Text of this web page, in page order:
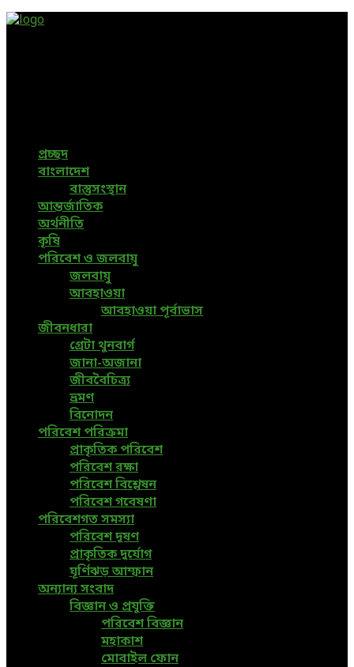
প্রচ্ছদ
বাংলাদেশ
বাস্তুসংস্থান
আন্তর্জাতিক
অর্থনীতি
কৃষি
পরিবেশ ও জলবায়ু
জলবায়ু
আবহাওয়া
আবহাওয়া পূর্বাভাস
জীবনধারা
গ্রেটা থুনবার্গ
জানা-অজানা
জীববৈচিত্র্য
ভ্রমণ
বিনোদন
পরিবেশ পরিক্রমা
প্রাকৃতিক পরিবেশ
পরিবেশ রক্ষা
পরিবেশ বিশ্লেষন
পরিবেশ গবেষণা
পরিবেশগত সমস্যা
পরিবেশ দূষণ
প্রাকৃতিক দুর্যোগ
ঘূর্ণিঝড় আম্ফান
অন্যান্য সংবাদ
বিজ্ঞান ও প্রযুক্তি
পরিবেশ বিজ্ঞান
মহাকাশ
মোবাইল ফোন